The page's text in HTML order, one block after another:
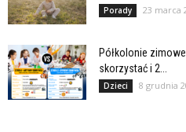
Porady 23 marca
Półkolonie
skorzystać i 2...
Dzieci 8 grudnia